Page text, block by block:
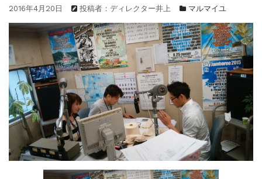
2016年4月20日 投稿者：ディレクター井上 マルマイユ